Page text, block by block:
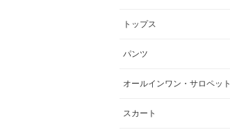
トップス
パンツ
オールインワン・サロペット
スカート